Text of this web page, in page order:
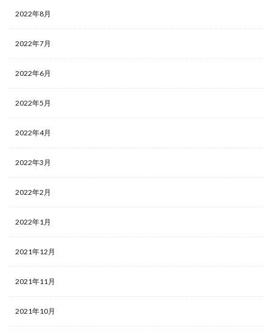
2022年8月
2022年7月
2022年6月
2022年5月
2022年4月
2022年3月
2022年2月
2022年1月
2021年12月
2021年11月
2021年10月